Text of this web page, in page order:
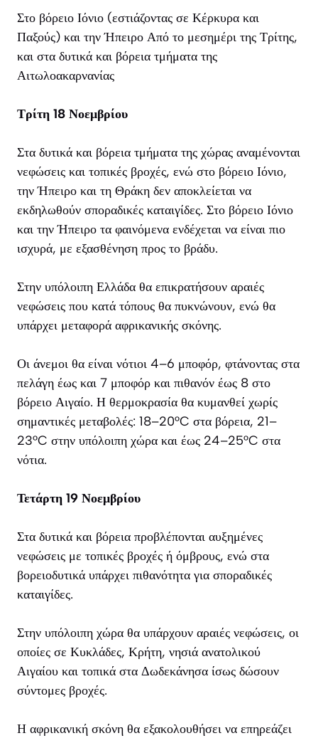
Στο βόρειο Ιόνιο (εστιάζοντας σε Κέρκυρα και
Παξούς) και την Ήπειρο Από το μεσημέρι της Τρίτης,
και στα δυτικά και βόρεια τμήματα της
Αιτωλοακαρνανίας
Τρίτη 18 Νοεμβρίου
Στα δυτικά και βόρεια τμήματα της χώρας αναμένονται
νεφώσεις και τοπικές βροχές, ενώ στο βόρειο Ιόνιο,
την Ήπειρο και τη Θράκη δεν αποκλείεται να
εκδηλωθούν σποραδικές καταιγίδες. Στο βόρειο Ιόνιο
και την Ήπειρο τα φαινόμενα ενδέχεται να είναι πιο
ισχυρά, με εξασθένηση προς το βράδυ.
Στην υπόλοιπη Ελλάδα θα επικρατήσουν αραιές
νεφώσεις που κατά τόπους θα πυκνώνουν, ενώ θα
υπάρχει μεταφορά αφρικανικής σκόνης.
Οι άνεμοι θα είναι νότιοι 4–6 μποφόρ, φτάνοντας στα
πελάγη έως και 7 μποφόρ και πιθανόν έως 8 στο
βόρειο Αιγαίο. Η θερμοκρασία θα κυμανθεί χωρίς
σημαντικές μεταβολές: 18–20°C στα βόρεια, 21–
23°C στην υπόλοιπη χώρα και έως 24–25°C στα
νότια.
Τετάρτη 19 Νοεμβρίου
Στα δυτικά και βόρεια προβλέπονται αυξημένες
νεφώσεις με τοπικές βροχές ή όμβρους, ενώ στα
βορειοδυτικά υπάρχει πιθανότητα για σποραδικές
καταιγίδες.
Στην υπόλοιπη χώρα θα υπάρχουν αραιές νεφώσεις, οι
οποίες σε Κυκλάδες, Κρήτη, νησιά ανατολικού
Αιγαίου και τοπικά στα Δωδεκάνησα ίσως δώσουν
σύντομες βροχές.
Η αφρικανική σκόνη θα εξακολουθήσει να επηρεάζει